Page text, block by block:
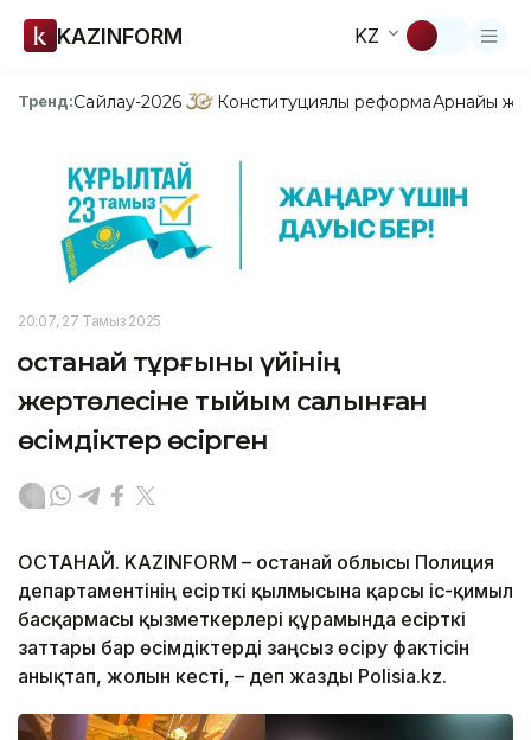
KAZINFORM KZ
Тренд:Сайлау-2026 Конституциялық реформаАрнайы
20:07, 27 Тамыз 2025
Қостанай тұрғыны үйінің
жертөлесіне тыйым салынған
өсімдіктер өсірген
ҚОСТАНАЙ. KAZINFORM – Қостанай облысы Полиция
департаментінің есірткі қылмысына қарсы іс-қимыл
басқармасы қызметкерлері құрамында есірткі
заттары бар өсімдіктерді заңсыз өсіру фактісін
анықтап, жолын кесті, – деп жазды Polisia.kz.